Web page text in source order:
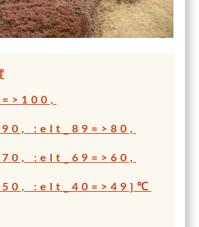
:elt_89=>80,
:elt_69=>60,
:elt_40=>49}℃